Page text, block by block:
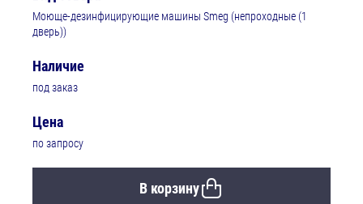
Моюще-дезинфицирующие машины Smeg (непроходные (1
дверь))
Наличие
под заказ
Цена
по запросу
В корзину